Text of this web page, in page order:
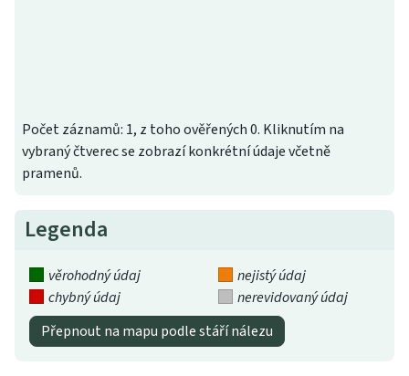
Počet záznamů: 1, z toho ověřených 0. Kliknutím na
vybraný čtverec se zobrazí konkrétní údaje včetně
pramenů.
Legenda
věrohodný údaj
nejistý údaj
chybný údaj
nerevidovaný údaj
Přepnout na mapu podle stáří nálezu